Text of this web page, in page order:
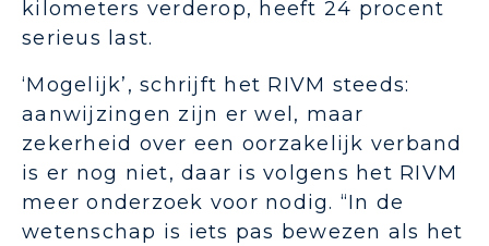
kilometers verderop, heeft 24 procent
serieus last.
‘Mogelijk’, schrijft het RIVM steeds:
aanwijzingen zijn er wel, maar
zekerheid over een oorzakelijk verband
is er nog niet, daar is volgens het RIVM
meer onderzoek voor nodig. “In de
wetenschap is iets pas bewezen als het